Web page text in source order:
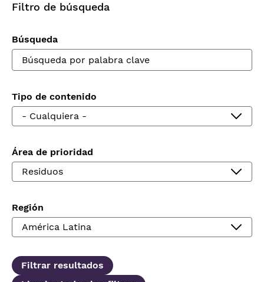
Filtro de búsqueda
Búsqueda
Tipo de contenido
Área de prioridad
Región